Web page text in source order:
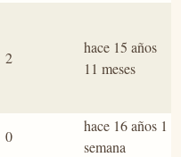
2
hace 15 años
11 meses
0
hace 16 años 1
semana